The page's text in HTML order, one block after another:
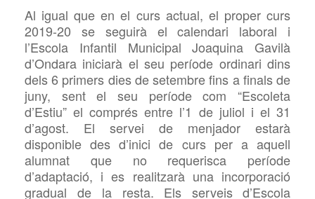
Al igual que en el curs actual, el proper curs
2019-20 se seguirà el calendari laboral i
l’Escola Infantil Municipal Joaquina Gavilà
d’Ondara iniciarà el seu període ordinari dins
dels 6 primers dies de setembre fins afinalsde
juny, sent el seu període com “Escoleta
d’Estiu” el comprés entre l’1 de juliol i el 31
d’agost. El servei
de menjador estarà
disponible des d’inici de curs per a aquell
alumnat que no requerisca període
d’adaptació, i es realitzarà una incorporació
gradual de la resta. Els serveis d’Escola